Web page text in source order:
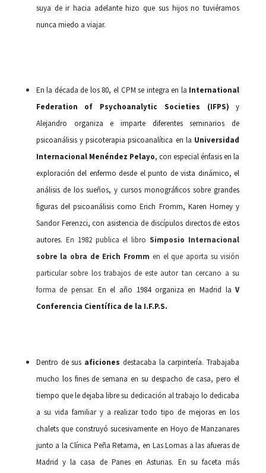
suya de ir hacia adelante hizo que sus hijos no tuviéramos
nunca miedo a viajar.
En la década de los 80, el CPM se integra en la International
Federation of Psychoanalytic Societies (IFPS) y
Alejandro organiza e imparte diferentes seminarios de
psicoanálisis y psicoterapia psicoanalítica en la Universidad
Internacional Menéndez Pelayo, con especial énfasis en la
exploración del enfermo desde el punto de vista dinámico, el
análisis de los sueños, y cursos monográficos sobre grandes
figuras del psicoanálisis como Erich Fromm, KarenHorney y
SandorFerenzci, con asistencia de discípulos directos de estos
autores. En 1982 publica el libroSimposio Internacional
sobre la obra de Erich Fromm en el que aporta su visión
particular sobre los trabajos de este autor tan cercano a su
forma de pensar. En el año 1984 organiza en Madrid laV
Conferencia Científica de la I.F.P.S.
Dentro de sus aficiones destacaba la carpintería. Trabajaba
mucho los fines de semana en su despacho de casa, pero el
tiempo que le dejaba libre su dedicación al trabajo lo dedicaba
a su vida familiar y a realizar todo tipo de mejoras en los
chalets que construyó sucesivamente en Hoyo de Manzanares
junto a la Clínica Peña Retama, en Las Lomas a las afueras de
Madrid y la casa de Panes en Asturias. En su faceta más